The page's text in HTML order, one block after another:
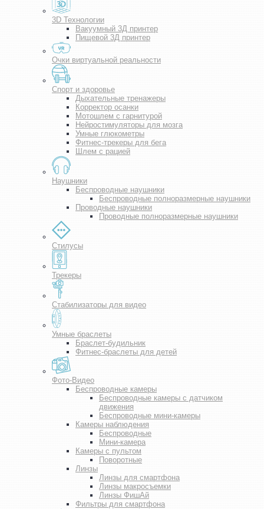
3D Технологии
Вакуумный 3Д принтер
Пищевой 3Д принтер
Очки виртуальной реальности
Спорт и здоровье
Дыхательные тренажеры
Корректор осанки
Мотошлем с гарнитурой
Нейростимуляторы для мозга
Умные глюкометры
Фитнес-трекеры для бега
Шлем с рацией
Наушники
Беспроводные наушники
Беспроводные полноразмерные наушники
Проводные наушники
Проводные полноразмерные наушники
Стилусы
Трекеры
Стабилизаторы для видео
Умные браслеты
Браслет-будильник
Фитнес-браслеты для детей
Фото-Видео
Беспроводные камеры
Беспроводные камеры с датчиком
движения
Беспроводные мини-камеры
Камеры наблюдения
Беспроводные
Мини-камера
Камеры с пультом
Поворотные
Линзы
Линзы для смартфона
Линзы макросъемки
Линзы ФишАй
Фильтры для смартфона